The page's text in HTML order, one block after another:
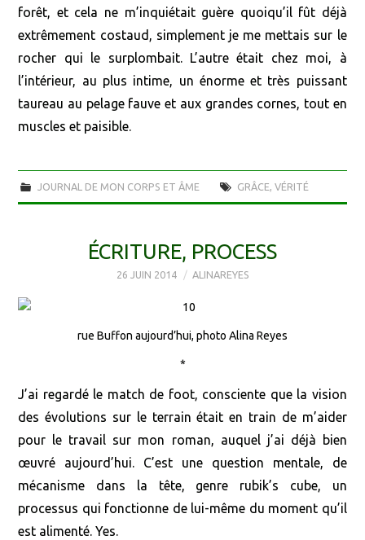
forêt, et cela ne m’inquiétait guère quoiqu’il fût déjà
extrêmement costaud, simplement je me mettais sur le
rocher qui le surplombait. L’autre était chez moi, à
l’intérieur, au plus intime, un énorme et très puissant
taureau au pelage fauve et aux grandes cornes, tout en
muscles et paisible.
JOURNAL DE MON CORPS ET ÂME GRÂCE VÉRITÉ
ÉCRITURE, PROCESS
26 JUIN 2014 ALINAREYES
rue Buffon aujourd’hui, photo Alina Reyes
*
J’ai regardé le match de foot, consciente que la vision
des évolutions sur le terrain était en train de m’aider
pour le travail sur mon roman, auquel j’ai déjà bien
œuvré aujourd’hui. C’est une question mentale, de
mécanisme dans la tête, genre rubik’s cube, un
processus qui fonctionne de lui-même du moment qu’il
est alimenté. Yes.